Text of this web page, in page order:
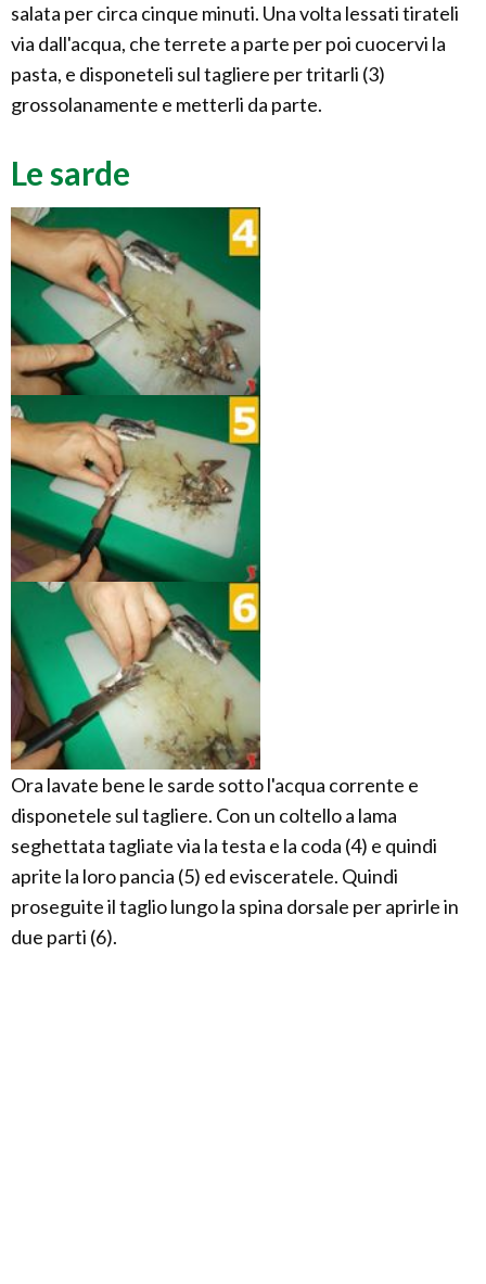
salata per circa cinque minuti. Una volta lessati tirateli
via dall'acqua, che terrete a parte per poi cuocervi la
pasta, e disponeteli sul tagliere per tritarli (3)
grossolanamente e metterli da parte.
Le sarde
Ora lavate bene le sarde sotto l'acqua corrente e
disponetele sul tagliere. Con un coltello a lama
seghettata tagliate via la testa e la coda (4) e quindi
aprite la loro pancia (5) ed evisceratele. Quindi
proseguite il taglio lungo la spina dorsale per aprirle in
due parti (6).